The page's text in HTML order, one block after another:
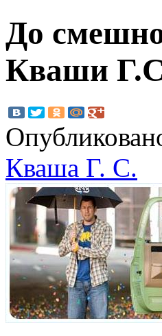
До
Кваши
Кваша Г. С.